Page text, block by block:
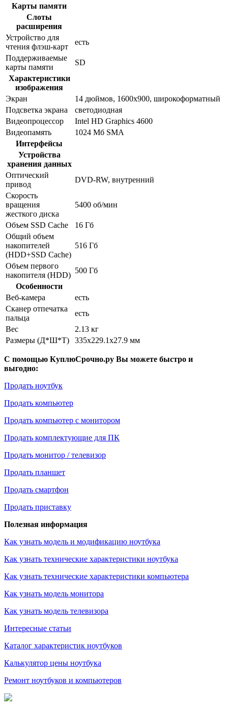
Карты памяти
Слоты
расширения
Устройство для
чтения флэш-карт
есть
Поддерживаемые
карты памяти
SD
Характеристики
изображения
Экран
14 дюймов, 1600x900, широкоформатный
Подсветка экрана
светодиодная
Видеопроцессор
Intel HD Graphics 4600
Видеопамять
1024 Мб SMA
Интерфейсы
Устройства
хранения данных
Оптический
привод
DVD-RW, внутренний
Скорость
вращения
жесткого диска
5400 об/мин
Объем SSD Cache
16 Гб
Общий объем
накопителей
(HDD+SSD Cache)
516 Гб
Объем первого
накопителя (HDD)
500 Гб
Особенности
Веб-камера
есть
Сканер отпечатка
пальца
есть
Вес
2.13 кг
Размеры (Д*Ш*Т)
335x229.1x27.9 мм
С помощью КуплюСрочно.ру Вы можете быстро и
выгодно:
Продать ноутбук
Продать компьютер
Продать компьютер с монитором
Продать комплектующие для ПК
Продать монитор / телевизор
Продать планшет
Продать смартфон
Продать приставку
Полезная информация
Как узнать модель и модификацию ноутбука
Как узнать технические характеристики ноутбука
Как узнать технические характеристики компьютера
Как узнать модель монитора
Как узнать модель телевизора
Интересные статьи
Каталог характеристик ноутбуков
Калькулятор цены ноутбука
Ремонт ноутбуков и компьютеров